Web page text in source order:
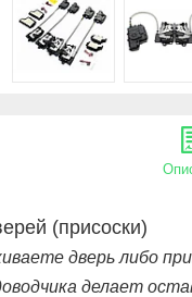
(присоски)
дверь либо
делает